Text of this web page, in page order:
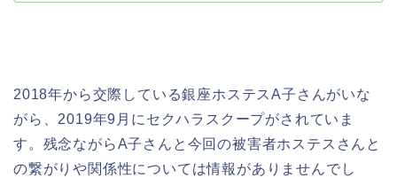
2018年から交際している銀座ホステスA子さんがいな
がら、2019年9月にセクハラスクープがされていま
す。残念ながらA子さんと今回の被害者ホステスさんと
の繋がりや関係性については情報がありませんでし